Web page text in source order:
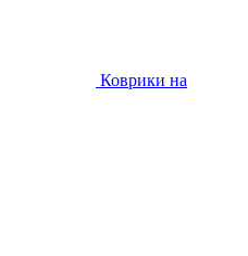
Коврики на